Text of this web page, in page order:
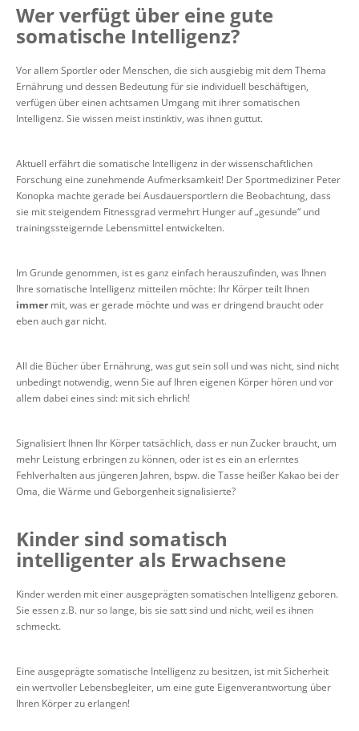
Wer verfügt über eine gute
somatische Intelligenz?
Vor allem Sportler oder Menschen, die sich ausgiebig mit dem Thema
Ernährung und dessen Bedeutung für sie individuell beschäftigen,
verfügen über einen achtsamen Umgang mit ihrer somatischen
Intelligenz. Sie wissen meist instinktiv, was ihnen guttut.
Aktuell erfährt die somatische Intelligenz in der wissenschaftlichen
Forschung eine zunehmende Aufmerksamkeit! Der Sportmediziner Peter
Konopka machte gerade bei Ausdauersportlern die Beobachtung, dass
sie mit steigendem Fitnessgrad vermehrt Hunger auf „gesunde“ und
trainingssteigernde Lebensmittel entwickelten.
Im Grunde genommen, ist es ganz einfach herauszufinden, was Ihnen
Ihre somatische Intelligenz mitteilen möchte: Ihr Körper teilt Ihnen
immermit, was er gerade möchte und was er dringend braucht oder
eben auch gar nicht.
All die Bücher über Ernährung, was gut sein soll und was nicht, sind nicht
unbedingt notwendig, wenn Sie auf Ihren eigenen Körper hören und vor
allem dabei eines sind: mit sich ehrlich!
Signalisiert Ihnen Ihr Körper tatsächlich, dass er nun Zucker braucht, um
mehr Leistung erbringen zu können, oder ist es ein an erlerntes
Fehlverhalten aus jüngeren Jahren, bspw. die Tasse heißer Kakao bei der
Oma, die Wärme und Geborgenheit signalisierte?
Kinder sind somatisch
intelligenter als Erwachsene
Kinder werden mit einer ausgeprägten somatischen Intelligenz geboren.
Sie essen z.B. nur so lange, bis sie satt sind und nicht, weil es ihnen
schmeckt.
Eine ausgeprägte somatische Intelligenz zu besitzen, ist mit Sicherheit
ein wertvoller Lebensbegleiter, um eine gute Eigenverantwortung über
Ihren Körper zu erlangen!